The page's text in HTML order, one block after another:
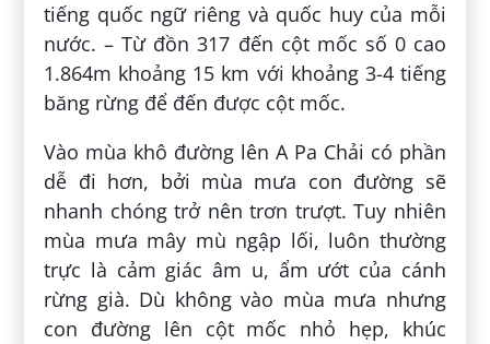
tiếng quốc ngữ riêng và quốc huy của mỗi
nước. – Từ đồn 317 đến cột mốc số 0 cao
1.864m khoảng 15 km với khoảng 3-4 tiếng
băng rừng để đến được cột mốc.
Vào mùa khô đường lên A Pa Chải có phần
dễ đi hơn, bởi mùa mưa con đường sẽ
nhanh chóng trở nên trơn trượt. Tuy nhiên
mùa mưa mây mù ngập lối, luôn thường
trực là cảm giác âm u, ẩm ướt của cánh
rừng già. Dù không vào mùa mưa nhưng
con đường lên cột mốc nhỏ hẹp, khúc